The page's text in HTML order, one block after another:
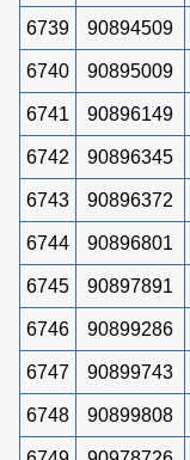
6739 90894509
6740 90895009
6741 90896149
6742 90896345
6743 90896372
6744 90896801
6745 90897891
6746 90899286
6747 90899743
6748 90899808